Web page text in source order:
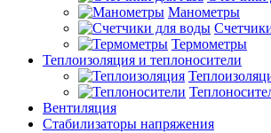
Манометры
Термометры
Теплоизоляция и теплоносители
Вентиляция
Стабилизаторы напряжения